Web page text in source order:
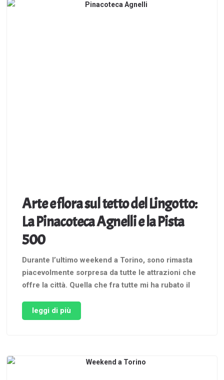
Arte e flora sul tetto del Lingotto:
La Pinacoteca Agnelli e la Pista
500
Durante l’ultimo weekend a Torino, sono rimasta
piacevolmente sorpresa da tutte le attrazioni che
offre la città. Quella che fra tutte mi ha rubato il
Lingotto. Oltre ad essere stato riconvertito in
centro polifunzionale, adesso è sede della
leggi di più